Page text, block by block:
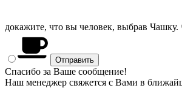
докажите, что вы человек, выбрав Чашку.
Спасибо за Ваше сообщение!
Наш менеджер свяжется с Вами в